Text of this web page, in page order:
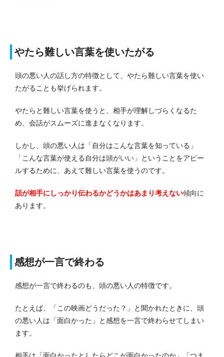
やたら難しい言葉を使いたがる
頭の悪い人の話し方の特徴として、やたら難しい言葉を使い
たがることも挙げられます。
やたらと難しい言葉を使うと、相手が理解しづらくなるた
め、会話がスムーズに進まなくなります。
しかし、頭の悪い人は「自分はこんな言葉を知っている」
「こんな言葉が使える自分は頭がいい」ということをアピー
ルするために、あえて難しい言葉を使うのです。
話が相手にしっかり伝わるかどうかはあまり考えない傾向に
あります。
感想が一言で終わる
感想が一言で終わるのも、頭の悪い人の特徴です。
たとえば、「この映画どうだった？」と聞かれたときに、頭
の悪い人は「面白かった」と感想を一言で終わらせてしまい
ます。
相手は「面白かったとしたらどこが面白かったのか」「つま